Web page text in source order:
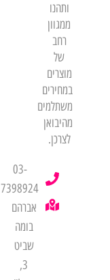
ותהנו
ממגוון
רחב
של
מוצרים
במחירים
משתלמים
מהיבואן
לצרכן.
03-
7398924
אברהם
בומה
שביט
3,